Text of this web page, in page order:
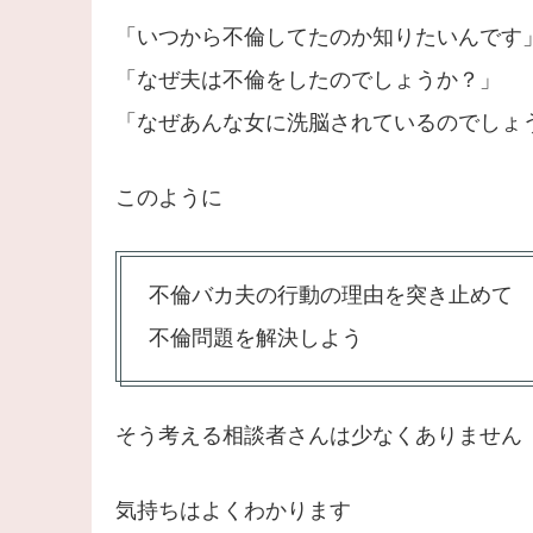
「いつから不倫してたのか知りたいんです」
「なぜ夫は不倫をしたのでしょうか？」
「なぜあんな女に洗脳されているのでしょ
このように
不倫バカ夫の行動の理由を突き止めて
不倫問題を解決しよう
そう考える相談者さんは少なくありません
気持ちはよくわかります